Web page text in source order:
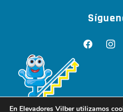
En Elevadores Vilber utilizamos